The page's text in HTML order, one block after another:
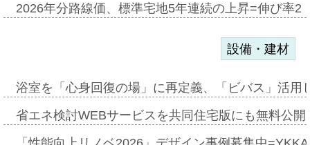
2026年分路線価、標準宅地5年連続の上昇=伸び率
設備・建材
浴室を「心身回復の場」に再定義、「ビバス」活
省エネ検討WEBサービスを共同住宅版にも無料公